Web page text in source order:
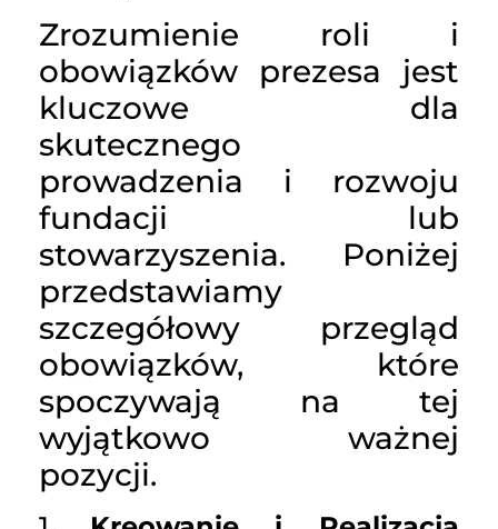
Zrozumienie roli i
obowiązków prezesa jest
kluczowe dla
skutecznego
prowadzenia i rozwoju
fundacji lub
stowarzyszenia. Poniżej
przedstawiamy
szczegółowy przegląd
obowiązków, które
spoczywają na tej
wyjątkowo ważnej
pozycji.